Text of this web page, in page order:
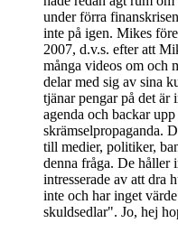
under förra
inte på igen. Mikes
2007, d.v.s. efter att
många videos om och
delar med sig av sina
tjänar pengar på det är
agenda och backar
skrämselpropaganda.
till medier, politiker,
denna fråga. De håller
intresserade av att dra
inte och har inget
skuldsedlar". Jo, hej